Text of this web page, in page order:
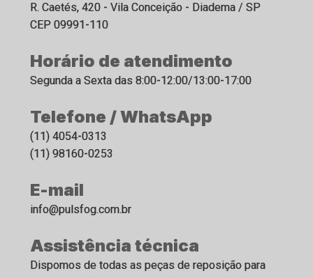
R. Caetés, 420 - Vila Conceição - Diadema / SP
CEP 09991-110
Horário de atendimento
Segunda a Sexta das 8:00-12:00/13:00-17:00
Telefone / WhatsApp
(11) 4054-0313
(11) 98160-0253
E-mail
info@pulsfog.com.br
Assistência técnica
Dispomos de todas as peças de reposição para